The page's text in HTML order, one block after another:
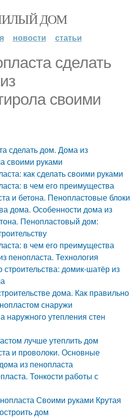
ДОМ
новости статьи
сделать
своими
сделать дом. Дома из
своими руками
как сделать своими руками
в чем его преимущества
и бетона. Пенопластовые блоки
дома. Особенности дома из
Пенопластовый дом:
в чем его преимущества
пенопласта. Технология
домик-шатёр из
дома. Как правильно
снаружи
наружного утепления стен
лучше утеплить дом
и проволоки. Основные
из пенопласта
Тонкости работы с
Своими руками Крутая
дом